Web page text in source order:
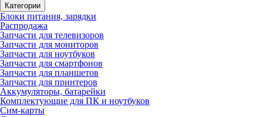
Категории
Блоки питания, зарядки
Распродажа
Запчасти для телевизоров
Запчасти для мониторов
Запчасти для ноутбуков
Запчасти для смартфонов
Запчасти для планшетов
Запчасти для принтеров
Аккумуляторы, батарейки
Комплектующие для ПК и ноутбуков
Сим-карты